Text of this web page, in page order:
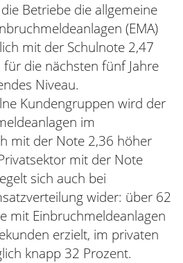
Betriebe die allgemeine
(EMA)
mit der Schulnote 2,47
die nächsten fünf Jahre
Niveau.
Kundengruppen wird der
im
mit der Note 2,36 höher
mit der Note
sich auch bei
wider: über 62
mit Einbruchmeldeanlagen
erzielt, im privaten
knapp 32 Prozent.